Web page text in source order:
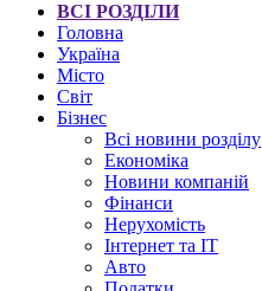
ВСІ РОЗДІЛИ
Головна
Україна
Місто
Світ
Бізнес
Всі новини розділу
Економіка
Новини компаній
Фінанси
Нерухомість
Інтернет та IT
Авто